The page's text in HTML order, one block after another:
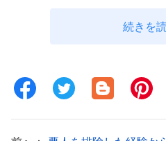
際に何かが起こると、他
ません。そのことについて
りするどころか、考慮し
続きを